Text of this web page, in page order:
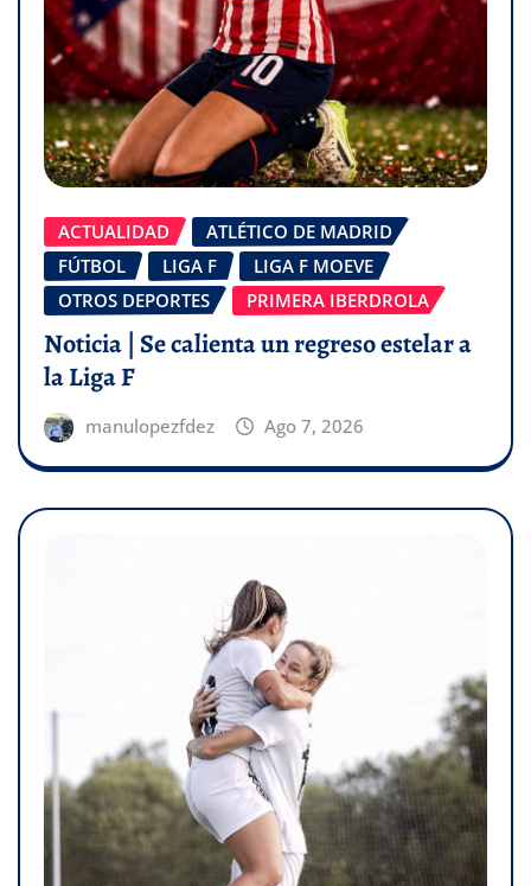
ACTUALIDAD
ATLÉTICO DE MADRID
FÚTBOL
LIGA F
LIGA F MOEVE
OTROS DEPORTES
PRIMERA IBERDROLA
Noticia | Se calienta un regreso estelar a
la Liga F
manulopezfdez Ago 7, 2026